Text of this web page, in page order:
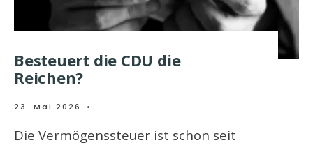
Besteuert die CDU die
Reichen?
23. Mai 2026 •
Die Vermögenssteuer ist schon seit